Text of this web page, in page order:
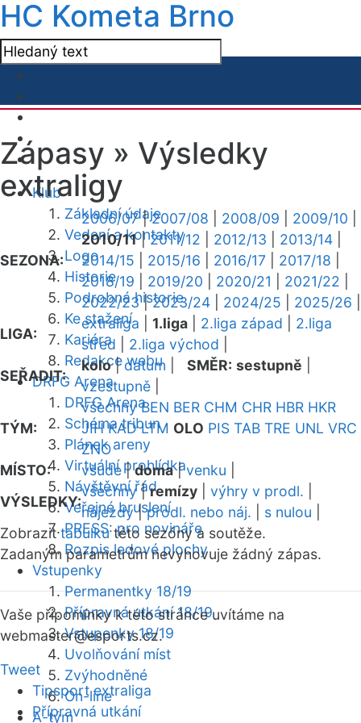
HC Kometa Brno
Klub
Základní údaje
Vedení a kontakty
Logo
Historie
Podrobná historie
Ke stažení
Kariéra
Redakce webu
DRFG Arena
DRFG Arena
Schéma tribun
Plánek areny
Virtuální prohlídka
Návštěvní řád
Veřejné bruslení
PRESS: pro novináře
Rozpis ledové plochy
Vstupenky
Permanentky 18/19
Přípravná utkání 18/19
Vstupenky 18/19
Uvolňování míst
Zvýhodněné
On-line
A-tým
Zápasy » Výsledky
extraligy
SEZONA:
2006/07|2007/08 2008/09 2009/10
2010/11|2011/12 2012/13 2013/14
2014/15
2015/16 2016/17 2017/18
2018/19
2019/20 2020/21 2021/22
2022/23|2023/24 2024/25 2025/26
LIGA:
extraliga 1.liga 2.liga západ
2.liga
střed
2.liga východ
SEŘADIT:
kolo|datum SMĚR: sestupně
vzestupně
TÝM:
všechny BEN BER CHM CHR HBR HKR
JIH KAD LTM OLO PIS TAB TRE UNL VRC
ZNO
MÍSTO:
všude|doma|venku
VÝSLEDKY:
všechny|remízy výhry v prodl.
nájezdy|prodl. nebo náj. s nulou
Zobrazittabulkutéto sezóny a soutěže.
Zadaným parametrům nevyhovuje žádný zápas.
Vaše připomínky k této stránce uvítáme na
webmaster@esports.cz.
Tweet
Tipsport extraliga
Přípravná utkání